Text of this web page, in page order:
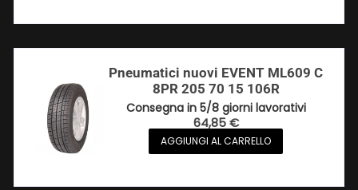
Pneumatici nuovi EVENT ML609 C
8PR 205 70 15 106R
Consegna in 5/8 giorni lavorativi
64,85€
AGGIUNGI AL CARRELLO